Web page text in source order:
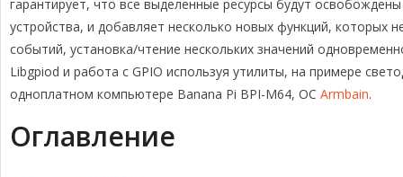
a
m
o
k
s
n
k
и
т
ь
гарантирует, что все выделенные ресурсы будут
устройства, и добавляет несколько новых функций, которых
событий, установка/чтение нескольких значений
Libgpiod и работа с GPIO используя утилиты, на примере
одноплатном компьютере Banana Pi BPI-M64, ОС Armbain.
Оглавление